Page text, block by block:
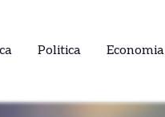
Politica Economia